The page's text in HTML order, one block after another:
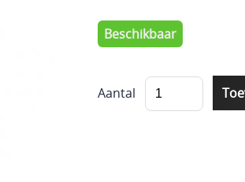
Beschikbaar
Aantal